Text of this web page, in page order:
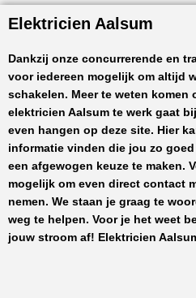
Elektricien Aalsum
Dankzij onze concurrerende en
voor iedereen mogelijk om altijd
schakelen. Meer te weten komen
elektricien Aalsum te werk gaat
even hangen op deze site. Hier
informatie vinden die jou zo
een afgewogen keuze te maken.
mogelijk om even direct contact
nemen. We staan je graag te
weg te helpen. Voor je het weet
jouw stroom af! Elektricien